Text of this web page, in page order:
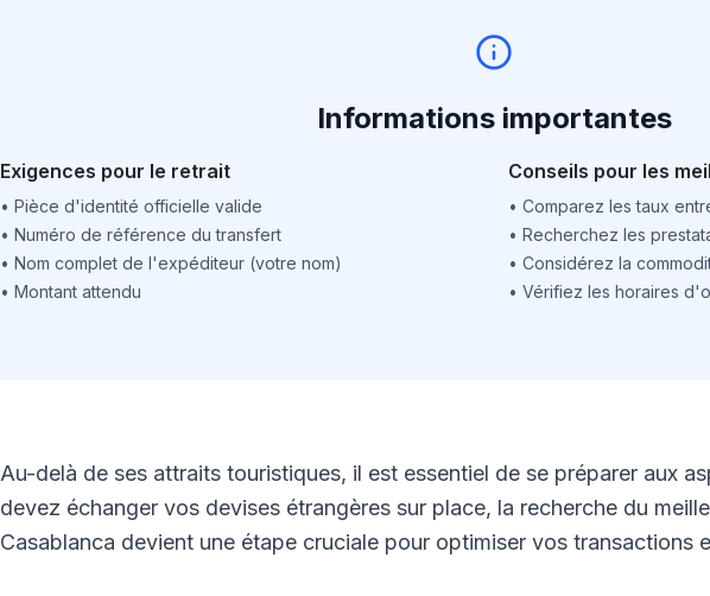
Informations importantes
Exigences pour le retrait
• Pièce d'identité officielle valide
• Numéro de référence du transfert
• Nom complet de l'expéditeur (votre nom)
• Montant attendu
Conseils pour les
• Comparez les taux
• Recherchez les
• Considérez la
• Vérifiez les horaires
Au-delà de ses attraits touristiques, il est essentiel de se préparer aux
devez échanger vos devises étrangères sur place, la recherche du
Casablanca devient une étape cruciale pour optimiser vos transactions